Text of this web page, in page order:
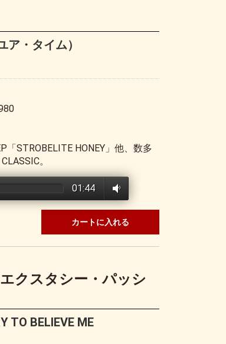
ア・タイム）
「STROBELITE HONEY」他、数多
。
01:44
カートに入れる
エクスタシー・パッシ
TO BELIEVE ME